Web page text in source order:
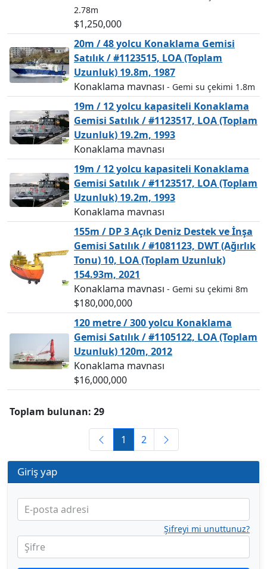
2.78m
$1,250,000
20m / 48 yolcu Konaklama Gemisi
Satılık / #1123515, LOA (Toplam
Uzunluk) 19.8m, 1987
Konaklama mavnası - Gemi su çekimi 1.8m
19m / 12 yolcu kapasiteli Konaklama
Gemisi Satılık / #1123517, LOA (Toplam
Uzunluk) 19.2m, 1993
Konaklama mavnası
19m / 12 yolcu kapasiteli Konaklama
Gemisi Satılık / #1123517, LOA (Toplam
Uzunluk) 19.2m, 1993
Konaklama mavnası
155m / DP 3 Açık Deniz Destek ve İnşa
Gemisi Satılık / #1081123, DWT (Ağırlık
Tonu) 10, LOA (Toplam Uzunluk)
154.93m, 2021
Konaklama mavnası - Gemi su çekimi 8m
$180,000,000
120 metre / 300 yolcu Konaklama
Gemisi Satılık / #1105122, LOA (Toplam
Uzunluk) 120m, 2012
Konaklama mavnası
$16,000,000
Toplam bulunan: 29
1 2
Giriş yap
E-posta adresi
Şifre
Şifreyi mi unuttunuz?